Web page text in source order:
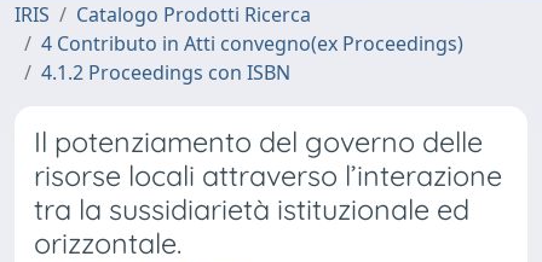
IRIS
Catalogo Prodotti Ricerca
4 Contributo in Atti convegno(ex Proceedings)
4.1.2 Proceedings con ISBN
Il potenziamento del governo delle
risorse locali attraverso l’interazione
tra la sussidiarietà istituzionale ed
orizzontale.